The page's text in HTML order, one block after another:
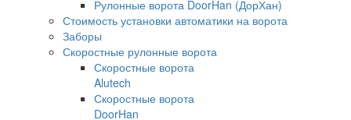
Рулонные ворота DoorHan (ДорХан)
Стоимость установки автоматики на ворота
Заборы
Скоростные рулонные ворота
Скоростные ворота
Alutech
Скоростные ворота
DoorHan